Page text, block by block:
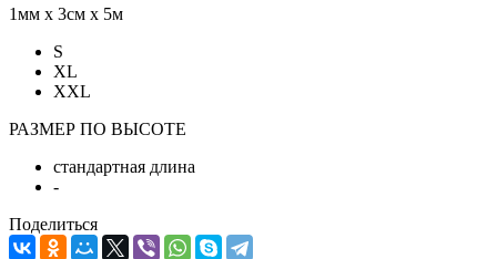
1мм х 3см х 5м
S
XL
XXL
РАЗМЕР ПО ВЫСОТЕ
стандартная длина
-
Поделиться